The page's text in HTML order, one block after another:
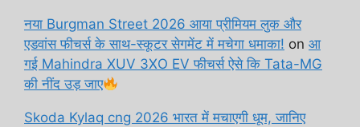
नया Burgman Street 2026 आया प्रीमियम लुक और
एडवांस फीचर्स के साथ-स्कूटर सेगमेंट में मचेगा धमाका! on आ
गई Mahindra XUV 3XO EV फीचर्स ऐसे कि Tata-MG
की नींद उड़ जाए
Skoda Kylaq cng 2026 भारत में मचाएगी धूम, जानिए